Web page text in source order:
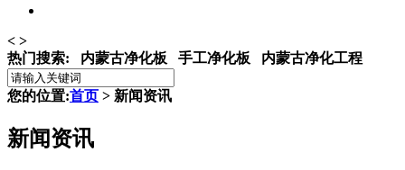
< >
热门搜索: 内蒙古净化板 手工净化板 内蒙古净化工程
您的位置:首页 > 新闻资讯
新闻资讯